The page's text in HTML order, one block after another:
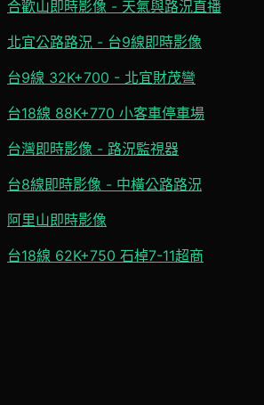
合歡山即時影像 - 天氣與路況直播
北宜公路路況 - 台9線即時影像
台9線 32K+700 - 北宜財茂彎
台18線 88K+770 小客車停車場
台灣即時影像 - 路況監視器
台8線即時影像 - 中橫公路路況
阿里山即時影像
台18線 62K+750 石棹7-11超商